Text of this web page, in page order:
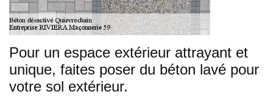
Pour un espace extérieur attrayant et
unique, faites poser du béton lavé pour
votre sol extérieur.